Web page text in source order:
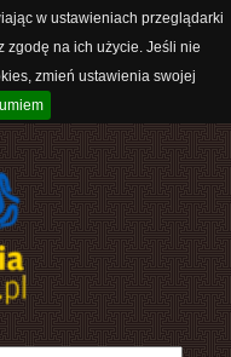
w ustawieniach przeglądarki
zgodę na ich użycie. Jeśli nie
zmień ustawienia swojej